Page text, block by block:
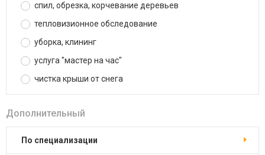
спил, обрезка, корчевание деревьев
тепловизионное обследование
уборка, клининг
услуга "мастер на час"
чистка крыши от снега
Дополнительный
по специализации